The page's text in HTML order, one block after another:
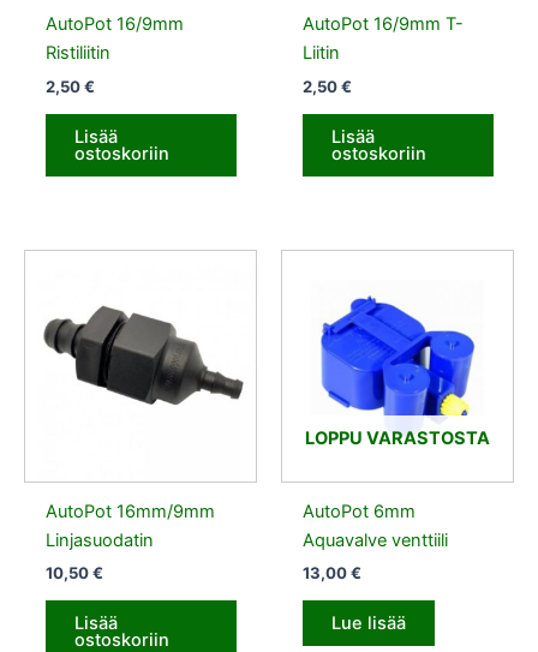
AutoPot 16/9mm
Ristiliitin
2,50€
Lisää
ostoskoriin
AutoPot 16/9mm T-
Liitin
2,50€
Lisää
ostoskoriin
AutoPot 16mm/9mm
Linjasuodatin
10,50€
Lisää
ostoskoriin
LOPPU VARASTOSTA
AutoPot 6mm
Aquavalve venttiili
13,00€
Lue lisää